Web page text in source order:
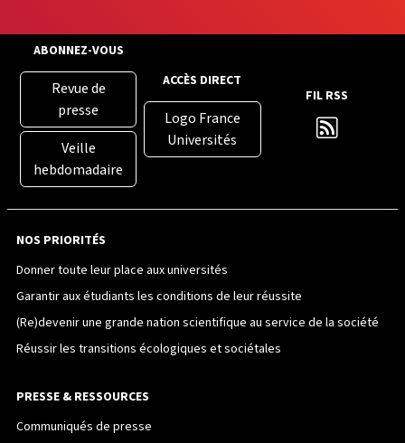
ABONNEZ-VOUS
Revue de
presse
Veille
hebdomadaire
ACCÈS DIRECT
Logo France
Universités
FIL RSS
NOS PRIORITÉS
Donner toute leur place aux universités
Garantir aux étudiants les conditions de leur réussite
(Re)devenir une grande nation scientifique au service de la société
Réussir les transitions écologiques et sociétales
PRESSE & RESSOURCES
Communiqués de presse